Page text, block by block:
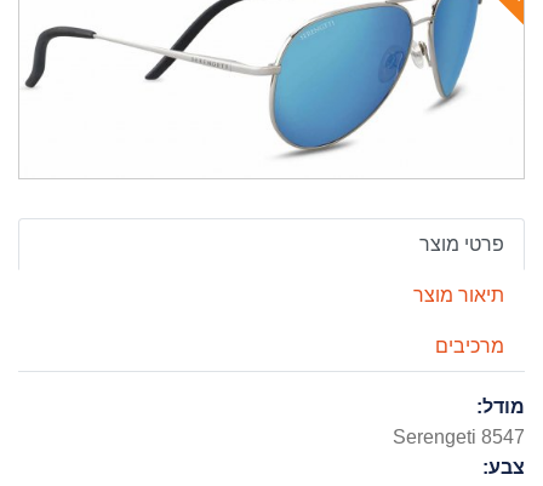
פרטי מוצר
תיאור מוצר
מרכיבים
מודל:
Serengeti 8547
צבע: